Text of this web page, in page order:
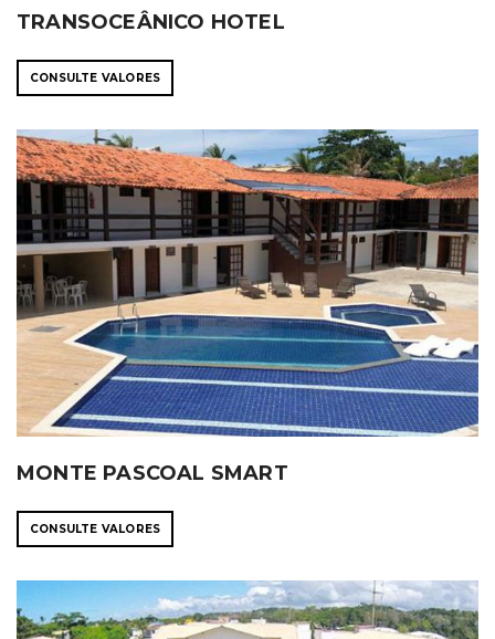
TRANSOCEÂNICO HOTEL
CONSULTE VALORES
MONTE PASCOAL SMART
CONSULTE VALORES